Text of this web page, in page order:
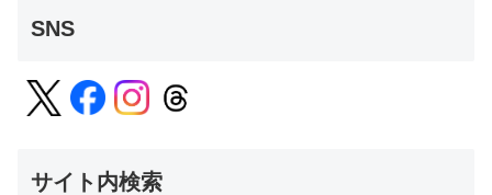
SNS
サイト内検索